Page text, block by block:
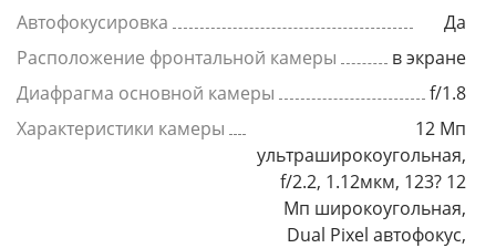
Автофокусировка
Да
Расположение фронтальной камеры
в экране
Диафрагма основной камеры
f/1.8
Характеристики камеры
12 Мп
ультраширокоугольная,
f/2.2, 1.12мкм, 123? 12
Мп широкоугольная,
Dual Pixel автофокус,